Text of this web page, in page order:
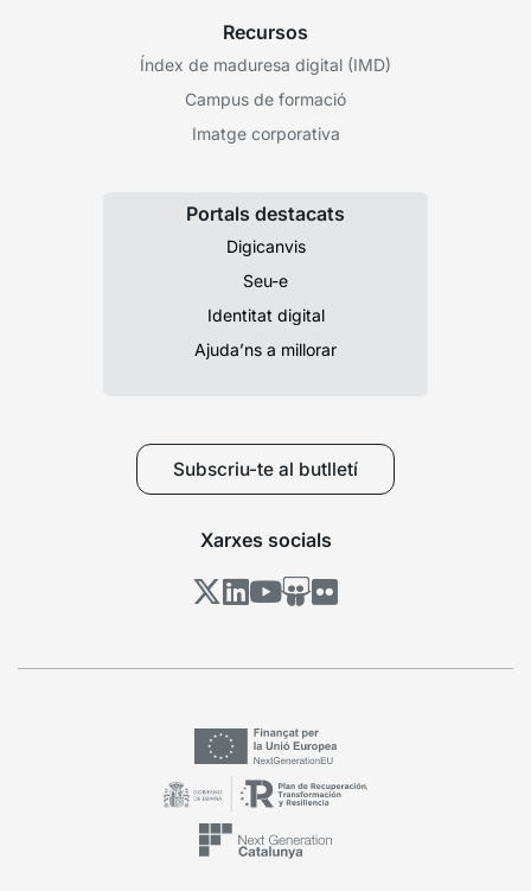
Recursos
Índex de maduresa digital (IMD)
Campus de formació
Imatge corporativa
Portals destacats
Digicanvis
Seu-e
Identitat digital
Ajuda’ns a millorar
Subscriu-te al butlletí
Xarxes socials